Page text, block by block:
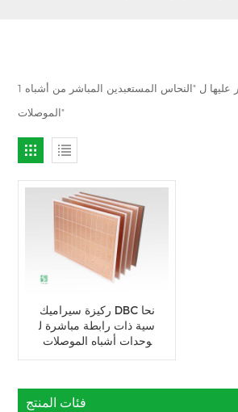
1 النتائج التي تم العثور عليها ل "النحاس المستعبدين المباشر من أشباه
الموصلات"
ركيزة سيراميك DBC نحا
سية ذات رابطة مباشرة ل
وحدات أشباه الموصلات
فئات المنتج